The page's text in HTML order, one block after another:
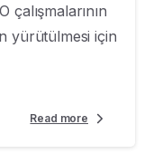
çalışmalarının
yürütülmesi için
Read more